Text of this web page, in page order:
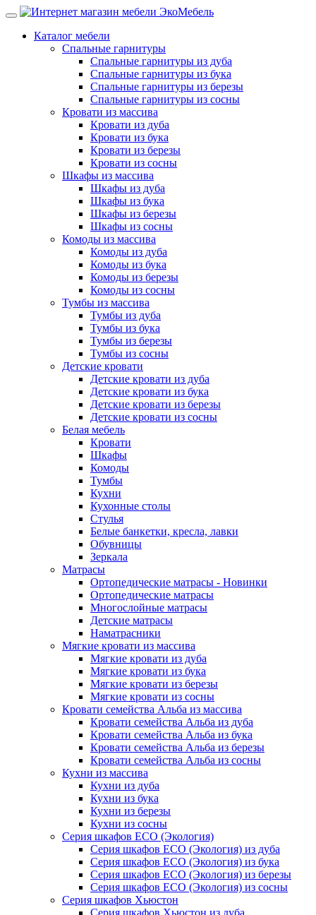
Каталог мебели
Спальные гарнитуры
Спальные гарнитуры из дуба
Спальные гарнитуры из бука
Спальные гарнитуры из березы
Спальные гарнитуры из сосны
Кровати из массива
Кровати из дуба
Кровати из бука
Кровати из березы
Кровати из сосны
Шкафы из массива
Шкафы из дуба
Шкафы из бука
Шкафы из березы
Шкафы из сосны
Комоды из массива
Комоды из дуба
Комоды из бука
Комоды из березы
Комоды из сосны
Тумбы из массива
Тумбы из дуба
Тумбы из бука
Тумбы из березы
Тумбы из сосны
Детские кровати
Детские кровати из дуба
Детские кровати из бука
Детские кровати из березы
Детские кровати из сосны
Белая мебель
Кровати
Шкафы
Комоды
Тумбы
Кухни
Кухонные столы
Стулья
Белые банкетки, кресла, лавки
Обувницы
Зеркала
Матрасы
Ортопедические матрасы - Новинки
Ортопедические матрасы
Многослойные матрасы
Детские матрасы
Наматрасники
Мягкие кровати из массива
Мягкие кровати из дуба
Мягкие кровати из бука
Мягкие кровати из березы
Мягкие кровати из сосны
Кровати семейства Альба из массива
Кровати семейства Альба из дуба
Кровати семейства Альба из бука
Кровати семейства Альба из березы
Кровати семейства Альба из сосны
Кухни из массива
Кухни из дуба
Кухни из бука
Кухни из березы
Кухни из сосны
Серия шкафов ECO (Экология)
Серия шкафов ECO (Экология) из дуба
Серия шкафов ECO (Экология) из бука
Серия шкафов ECO (Экология) из березы
Серия шкафов ECO (Экология) из сосны
Серия шкафов Хьюстон
Серия шкафов Хьюстон из дуба